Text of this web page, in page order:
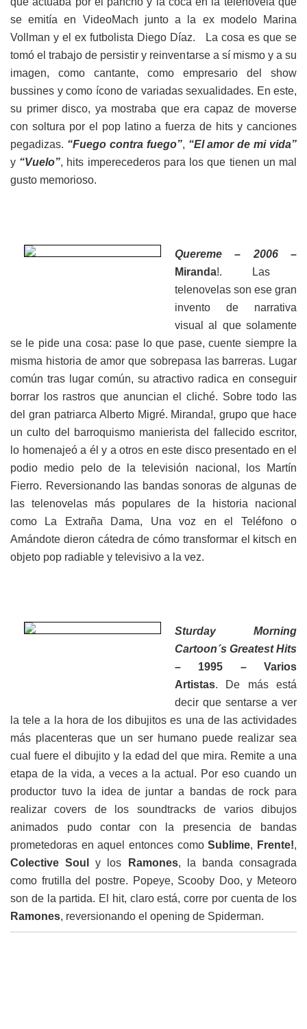
se emitía en VideoMach junto a la ex modelo Marina
Vollman y el ex futbolista Diego Díaz. La cosa es que se
tomó el trabajo de persistir y reinventarse a sí mismo y a su
imagen, como cantante, como empresario del show
bussines y como ícono de variadas sexualidades. En este,
su primer disco, ya mostraba que era capaz de moverse
con soltura por el pop latino a fuerza de hits y canciones
pegadizas. “Fuego contra fuego”, “El amor de mi vida”
y “Vuelo”, hits imperecederos para los que tienen un mal
gusto memorioso.
Quereme – 2006 –
Miranda!. Las
telenovelas son ese gran
invento de narrativa
visual al que solamente
se le pide una cosa: pase lo que pase, cuente siempre la
misma historia de amor que sobrepasa las barreras. Lugar
común tras lugar común, su atractivo radica en conseguir
borrar los rastros que anuncian el cliché. Sobre todo las
del gran patriarca Alberto Migré. Miranda!, grupo que hace
un culto del barroquismo manierista del fallecido escritor,
lo homenajeó a él y a otros en este disco presentado en el
podio medio pelo de la televisión nacional, los Martín
Fierro. Reversionando las bandas sonoras de algunas de
las telenovelas más populares de la historia nacional
como La Extraña Dama, Una voz en el Teléfono o
Amándote dieron cátedra de cómo transformar el kitsch en
objeto pop radiable y televisivo a la vez.
Sturday Morning
Cartoon´s Greatest Hits
– 1995 –Varios
Artistas. De más está
decir que sentarse a ver
la tele a la hora de los dibujitos es una de las actividades
más placenteras que un ser humano puede realizar sea
cual fuere el dibujito y la edad del que mira. Remite a una
etapa de la vida, a veces a la actual. Por eso cuando un
productor tuvo la idea de juntar a bandas de rock para
realizar covers de los soundtracks de varios dibujos
animados pudo contar con la presencia de bandas
prometedoras en aquel entonces comoSublime, Frente!,
Colective Soul
y los Ramones, la banda consagrada
como frutilla del postre. Popeye, Scooby Doo, y Meteoro
son de la partida. El hit, claro está, corre por cuenta de los
Ramones, reversionando el opening de Spiderman.